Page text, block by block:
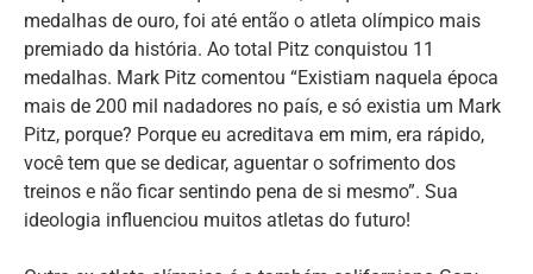
medalhas de ouro, foi até então o atleta olímpico mais
premiado da história. Ao total Pitz conquistou 11
medalhas. Mark Pitz comentou “Existiam naquela época
mais de 200 mil nadadores no país, e só existia um Mark
Pitz, porque? Porque eu acreditava em mim, era rápido,
você tem que se dedicar, aguentar o sofrimento dos
treinos e não ficar sentindo pena de si mesmo”. Sua
ideologia influenciou muitos atletas do futuro!